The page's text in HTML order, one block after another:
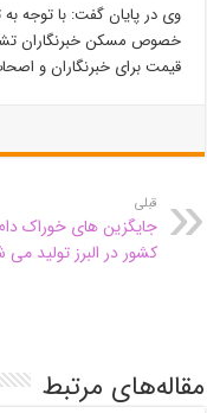
وی در پایان گفت: با توجه
خصوص مسکن خبرنگاران
‌قیمت برای خبرنگاران و
قبلی
جایگزین های خوراک
کشور در البرز تولید می
مقاله‌های مرتبط